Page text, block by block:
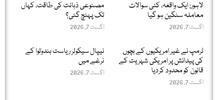
لاہور: ایک واقعہ، کئی سوالات
معاملہ سنگین ہو گیا
اگست 7, 2026
مصنوعی ذہانت کی طاقت، کہاں
تک پہنچ گئی؟
اگست 7, 2026
ٹرمپ نے غیر امریکیوں کے بچوں
کی پیدائش پر امریکی شہریت کے
قانون کو محدود کردیا
اگست 7, 2026
نیپال سیکولر ریاست ہندوتوا کے
نرغے میں
اگست 7, 2026